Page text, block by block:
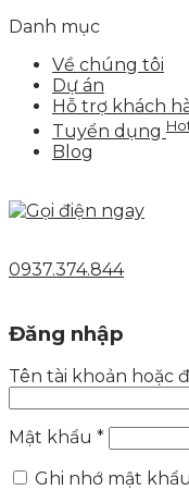
Danh mục
Về chúng tôi
Dự án
Hỗ trợ khách
Tuyển dụng
Blog
0937.374.844
Đăng nhập
Tên tài khoản hoặc
Mật khẩu *
Ghi nhớ mật khẩu